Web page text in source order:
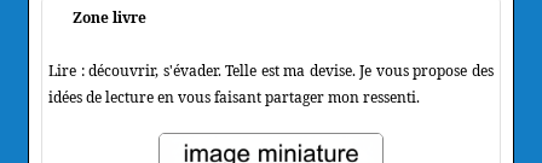
Zone livre
Lire : découvrir, s'évader. Telle est ma devise. Je vous propose des
idées de lecture en vous faisant partager mon ressenti.